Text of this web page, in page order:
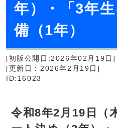
年）・「3年
備（1年）
[初版公開日:2026年02月19日]
[更新日：2026年2月19日]
ID:16023
令和8年2月19日（